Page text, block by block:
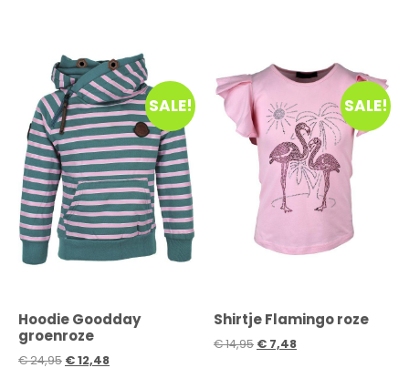
SALE!
Hoodie Goodday
groenroze
€24,95 €12,48
SALE!
Shirtje Flamingo roze
€14,95 € 7,48